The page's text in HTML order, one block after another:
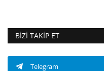
BIZI TAKIP ET
Telegram